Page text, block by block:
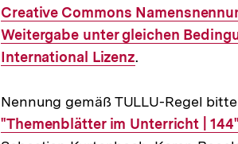
Creative Commons
Weitergabe unter gleichen
International Lizenz.
Nennung gemäß TULLU-Regel
Interner
"Themenblätter im Unterricht | 144"